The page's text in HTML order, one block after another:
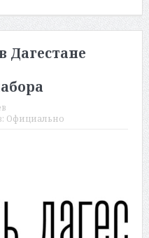
Дагестане
Официально